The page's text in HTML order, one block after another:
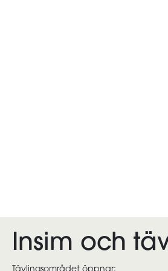
Insim och